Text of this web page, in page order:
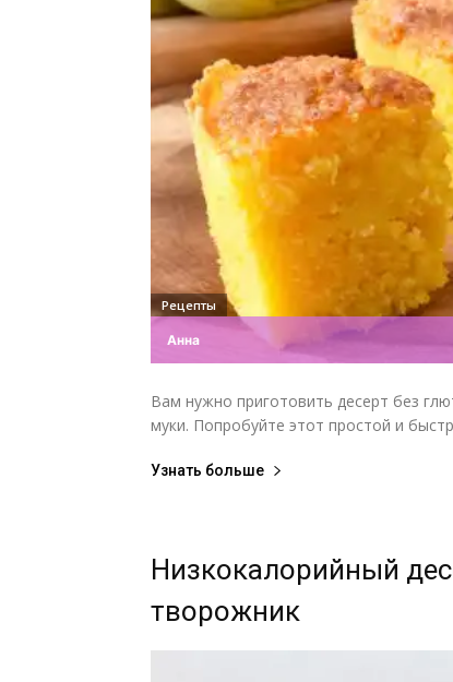
Анна
Рецепты
Вам нужно приготовить десерт без
муки. Попробуйте этот простой и
Узнать больше
Низкокалорийный
творожник